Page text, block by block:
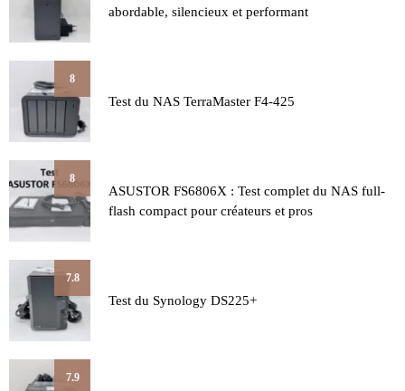
abordable, silencieux et performant
8
Test du NAS TerraMaster F4-425
8
ASUSTOR FS6806X : Test complet du NAS full-
flash compact pour créateurs et pros
7.8
Test du Synology DS225+
7.9